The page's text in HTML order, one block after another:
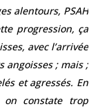
alentours, PSAH
progression, ça
avec l’arrivée
angoisses ; mais ;
et agressés. En
on constate trop